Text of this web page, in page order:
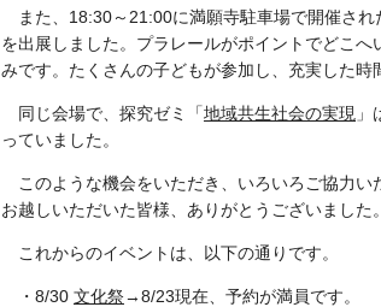
また、18:30～21:00に満願寺駐車場で開催され
を出展しました。プラレールがポイントでどこ
みです。たくさんの子どもが参加し、充実した時
同じ会場で、探究ゼミ「地域共生社会の実現
っていました。
このような機会をいただき、いろいろご協力
お越しいただいた皆様、ありがとうございました。
これからのイベントは、以下の通りです。
・8/30 文化祭→8/23現在、予約が満員です。